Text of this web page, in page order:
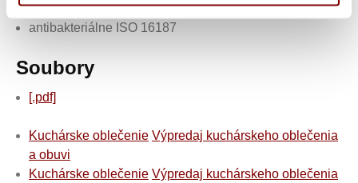
antistatická
antibakteriálne ISO 16187
Soubory
[.pdf]
Kuchárske oblečenie Výpredaj kuchárskeho oblečenia
a obuvi
Kuchárske oblečenie Výpredaj kuchárskeho oblečenia